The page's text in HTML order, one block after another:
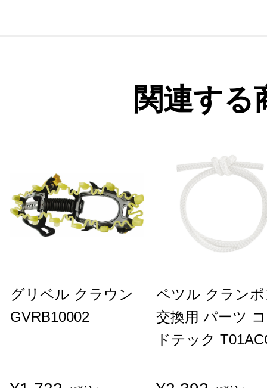
関連する
グリベル クラウン
GVRB10002
ペツル クラン
交換用 パーツ
ドテック